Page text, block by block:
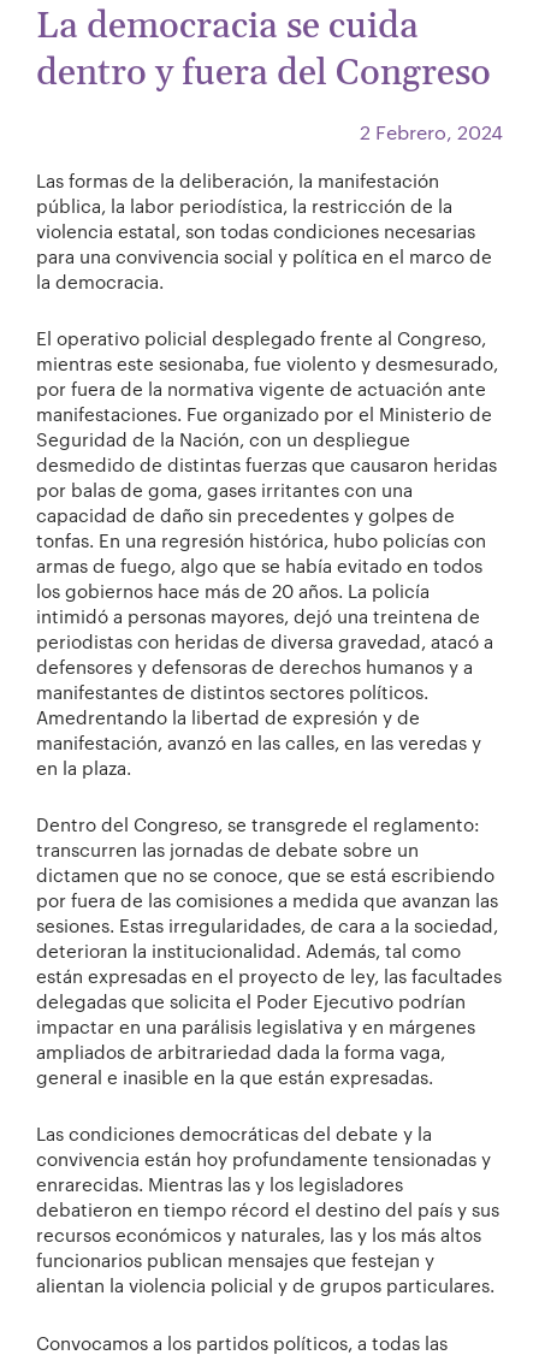
La democracia se cuida
dentro y fuera del Congreso
2 Febrero, 2024
Las formas de la deliberación, la manifestación
pública, la labor periodística, la restricción de la
violencia estatal, son todas condiciones necesarias
para una convivencia social y política en el marco de
la democracia.
El operativo policial desplegado frente al Congreso,
mientras este sesionaba, fue violento y desmesurado,
por fuera de la normativa vigente de actuación ante
manifestaciones. Fue organizado por el Ministerio de
Seguridad de la Nación, con un despliegue
desmedido de distintas fuerzas que causaron heridas
por balas de goma, gases irritantes con una
capacidad de daño sin precedentes y golpes de
tonfas. En una regresión histórica, hubo policías con
armas de fuego, algo que se había evitado en todos
los gobiernos hace más de 20 años. La policía
intimidó a personas mayores, dejó una treintena de
periodistas con heridas de diversa gravedad, atacó a
defensores y defensoras de derechos humanos y a
manifestantes de distintos sectores políticos.
Amedrentando la libertad de expresión y de
manifestación, avanzó en las calles, en las veredas y
en la plaza.
Dentro del Congreso, se transgrede el reglamento:
transcurren las jornadas de debate sobre un
dictamen que no se conoce, que se está escribiendo
por fuera de las comisiones a medida que avanzan las
sesiones. Estas irregularidades, de cara a la sociedad,
deterioran la institucionalidad. Además, tal como
están expresadas en el proyecto de ley, las facultades
delegadas que solicita el Poder Ejecutivo podrían
impactar en una parálisis legislativa y en márgenes
ampliados de arbitrariedad dada la forma vaga,
general e inasible en la que están expresadas.
Las condiciones democráticas del debate y la
convivencia están hoy profundamente tensionadas y
enrarecidas. Mientras las y los legisladores
debatieron en tiempo récord el destino del país y sus
recursos económicos y naturales, las y los más altos
funcionarios publican mensajes que festejan y
alientan la violencia policial y de grupos particulares.
Convocamos a los partidos políticos, a todas las